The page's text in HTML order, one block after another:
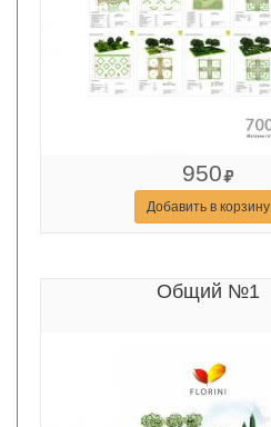
950
Добавить в корзину
Общий №1